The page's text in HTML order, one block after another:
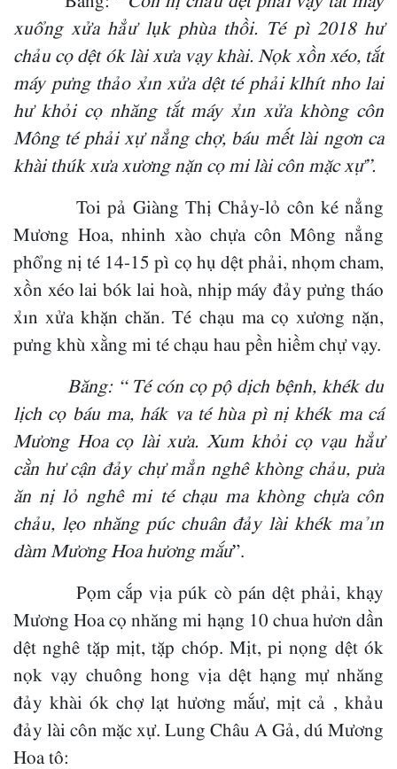
xuổng xửa hẳư lụk phùa thồi. Té pì 2018 hư
chảu cọ dệt ók lài xưa vạy khài. Nọk xồn xéo, tắt
máy pưng thảo xỉn xửa dệt té phải klhít nho lai
hư khỏi cọ nhăng tắt máy xỉn xửa khòng côn
Mông té phải xự nẳng chợ, báu mết lài ngơn ca
khài thúk xưa xương nặn cọ mi lài côn mặc xự”.
Toi pả Giàng Thị Chảy-lỏ côn ké nẳng
Mương Hoa, nhinh xào chựa côn Mông nẳng
phổng nị té 14-15 pì cọ hụ dệt phải, nhọm cham,
xồn xéo lai bók lai hoà, nhịp máy đảy pưng tháo
xỉn xửa khặn chăn. Té chạu ma cọ xương nặn,
pưng khù xằng mi té chạu hau pền hiềm chự vạy.
Băng: “ Té cón cọ pộ dịch bệnh, khék du
lịch cọ báu ma, hák va té hùa pì nị khék ma cá
Mương Hoa cọ lài xưa. Xum khỏi cọ vạu hẳư
cằn hư cận đảy chự mẳn nghê khòng chảu, pưa
ăn nị lỏ nghê mi té chạu ma khòng chựa côn
chảu, lẹo nhăng púc chuân đảy lài khék ma ỉn
dàm Mương Hoa hương mắư”.
Pọm cắp vịa púk cò pán dệt phải, khạy
Mương Hoa cọ nhăng mi hạng 10 chua hươn dần
dệt nghê tặp mịt, tặp chóp. Mịt, pi nọng dệt ók
nọk vạy chuông hong vịa dệt hạng mự nhăng
đảy khài ók chợ lạt hương mắư, mịt cả , khảu
đảy lài côn mặc xự. Lung Châu A Gả, dú Mương
Hoa tô: